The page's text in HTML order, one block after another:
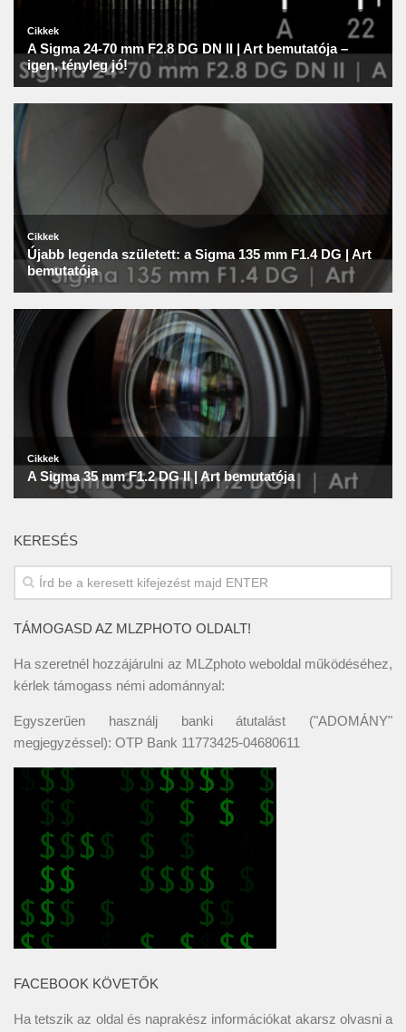
KERESÉS
TÁMOGASD AZ MLZPHOTO OLDALT!
Ha szeretnél hozzájárulni az MLZphoto weboldal működéséhez,
kérlek támogass némi adománnyal:
Egyszerűen használj banki átutalást ("ADOMÁNY"
megjegyzéssel): OTP Bank 11773425-04680611
FACEBOOK KÖVETŐK
Ha tetszik az oldal és naprakész információkat akarsz olvasni a